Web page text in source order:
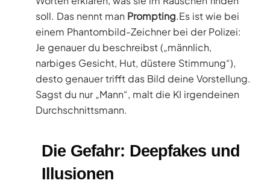
soll. Das nennt man Prompting.Es ist wie bei
einem Phantombild-Zeichner bei der Polizei:
Je genauer du beschreibst („männlich,
narbiges Gesicht, Hut, düstere Stimmung“),
desto genauer trifft das Bild deine Vorstellung.
Sagst du nur „Mann“, malt die KI irgendeinen
Durchschnittsmann.
Die Gefahr: Deepfakes und
Illusionen